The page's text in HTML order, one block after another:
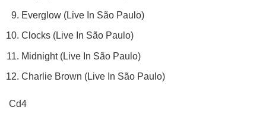
Everglow (Live In São Paulo)
Clocks (Live In São Paulo)
Midnight (Live In São Paulo)
Charlie Brown (Live In São Paulo)
Cd4